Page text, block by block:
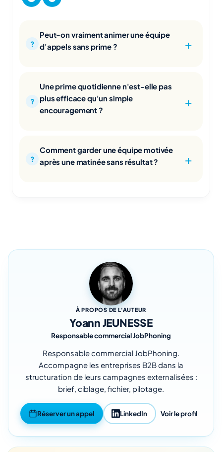
Peut-on vraiment animer une équipe
d'appels sans prime ?
Une prime quotidienne n'est-elle pas
plus efficace qu'un simple
encouragement ?
Comment garder une équipe motivée
après une matinée sans résultat ?
À PROPOS DE L'AUTEUR
Yoann JEUNESSE
Responsable commercial JobPhoning
Responsable commercial JobPhoning.
Accompagne les entreprises B2B dans la
structuration de leurs campagnes externalisées :
brief, ciblage, fichier, pilotage.
Réserver un appel LinkedIn Voir le profil